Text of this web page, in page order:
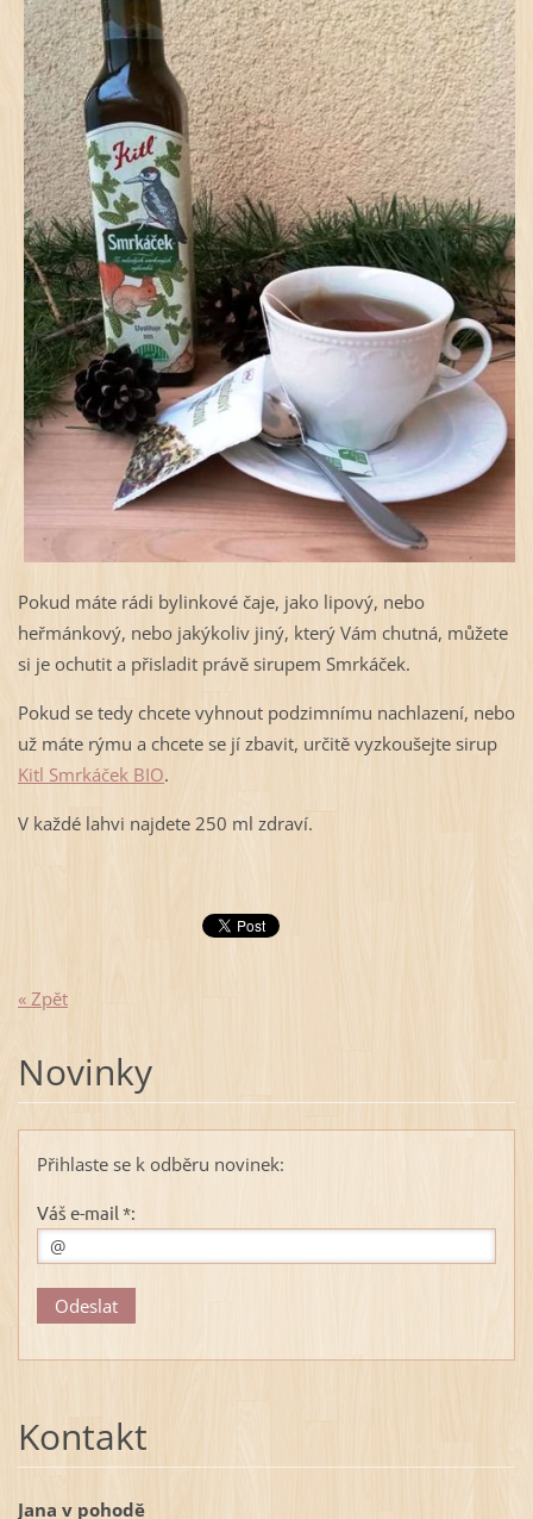
Pokud máte rádi bylinkové čaje, jako lipový, nebo
heřmánkový, nebo jakýkoliv jiný, který Vám chutná, můžete
si je ochutit a přisladit právě sirupem Smrkáček.
Pokud se tedy chcete vyhnout podzimnímu nachlazení, nebo
už máte rýmu a chcete se jí zbavit, určitě vyzkoušejte sirup
Kitl Smrkáček BIO.
V každé lahvi najdete 250 ml zdraví.
« Zpět
Novinky
Přihlaste se k odběru novinek:
Váš e-mail *:
Kontakt
Jana v pohodě